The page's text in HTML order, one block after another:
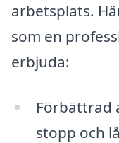
arbetsplats.
som en
erbjuda:
Förbättrad
stopp och